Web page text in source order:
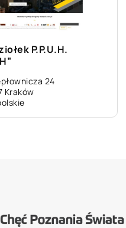
P.P.U.H.
24
Kraków